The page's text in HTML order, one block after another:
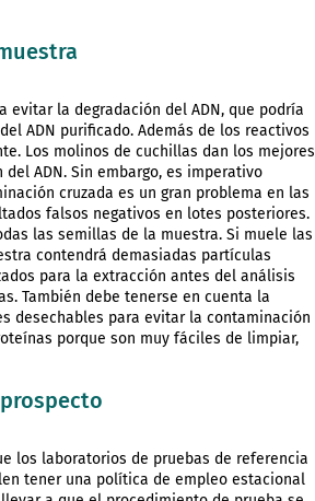
evitar la degradación del ADN, que podría
ADN purificado. Además de los reactivos
Los molinos de cuchillas dan los mejores
ADN. Sin embargo, es imperativo
cruzada es un gran problema en las
falsos negativos en lotes posteriores.
las semillas de la muestra. Si muele las
contendrá demasiadas partículas
para la extracción antes del análisis
También debe tenerse en cuenta la
desechables para evitar la contaminación
porque son muy fáciles de limpiar,
los laboratorios de pruebas de referencia
tener una política de empleo estacional